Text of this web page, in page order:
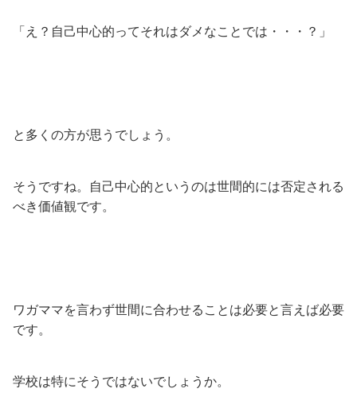
「え？自己中心的ってそれはダメなことでは・・・？」
と多くの方が思うでしょう。
そうですね。自己中心的というのは世間的には否定される
べき価値観です。
ワガママを言わず世間に合わせることは必要と言えば必要
です。
学校は特にそうではないでしょうか。